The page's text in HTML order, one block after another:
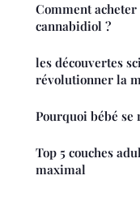
Comment
cannabidiol ?
les découvertes
révolutionner la
Pourquoi bébé
Top 5 couches
maximal